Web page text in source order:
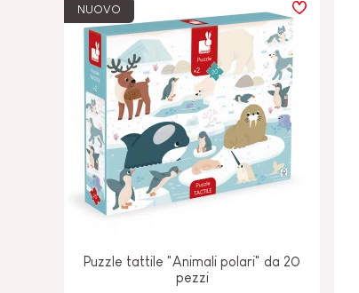
NUOVO
Puzzle tattile "Animali polari" da 20
pezzi